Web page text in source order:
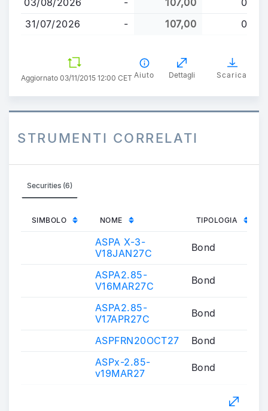
31/07/2026
- 107,00 0
Aggiornato 03/11/2015 12:00 CET Aiuto Dettagli Scarica
STRUMENTI CORRELATI
Securities (6)
SIMBOLO NOME TIPOLOGIA
ASPA X-3-
V18JAN27C
Bond
ASPA2.85-
V16MAR27C
Bond
ASPA2.85-
V17APR27C
Bond
ASPFRN20OCT27
Bond
ASPx-2.85-
v19MAR27
Bond